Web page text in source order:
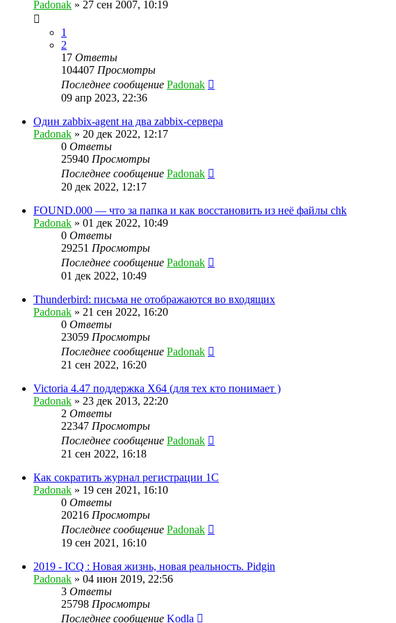
Padonak » 27 сен 2007, 10:19
1
2
17 Ответы
104407 Просмотры
Последнее сообщение Padonak
09 апр 2023, 22:36
Один zabbix-agent на два zabbix-сервера
Padonak » 20 дек 2022, 12:17
0 Ответы
25940 Просмотры
Последнее сообщение Padonak
20 дек 2022, 12:17
FOUND.000 — что за папка и как восстановить из неё файлы chk
Padonak » 01 дек 2022, 10:49
0 Ответы
29251 Просмотры
Последнее сообщение Padonak
01 дек 2022, 10:49
Thunderbird: письма не отображаются во входящих
Padonak » 21 сен 2022, 16:20
0 Ответы
23059 Просмотры
Последнее сообщение Padonak
21 сен 2022, 16:20
Victoria 4.47 поддержка X64 (для тех кто понимает )
Padonak » 23 дек 2013, 22:20
2 Ответы
22347 Просмотры
Последнее сообщение Padonak
21 сен 2022, 16:18
Как сократить журнал регистрации 1С
Padonak » 19 сен 2021, 16:10
0 Ответы
20216 Просмотры
Последнее сообщение Padonak
19 сен 2021, 16:10
2019 - ICQ : Новая жизнь, новая реальность. Pidgin
Padonak » 04 июн 2019, 22:56
3 Ответы
25798 Просмотры
Последнее сообщение Kodla